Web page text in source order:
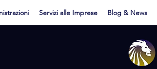
Servizi alle Imprese Blog & News